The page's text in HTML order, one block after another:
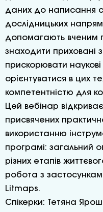
даних до написання
дослідницьких
допомагають вченим
знаходити приховані
прискорювати наукові
орієнтуватися в цих
компетентністю для
Цей вебінар
присвячених
використанню
програмі: загальний
різних етапів
робота з
Litmaps.
Спікерки: Тетяна